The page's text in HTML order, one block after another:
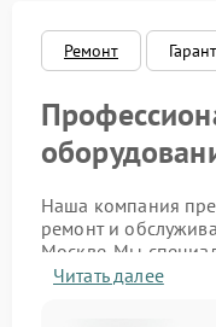
Ремонт
Наша компания
ремонт и
Москве. Мы
источников
Читать далее